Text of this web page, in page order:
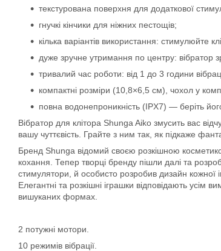
текстурована поверхня для додаткової
гнучкі кінчики для ніжних пестощів;
кілька варіантів використання: стимулюйте
дуже зручне утримання по центру: вібратор
тривалий час роботи: від 1 до 3 години
компактні розміри (10,8×6,5 см), чохол у
повна водонепроникність (IPX7) — беріть
Вібратор для клітора Shunga Aiko змусить вас
вашу чуттєвість. Грайте з ним так, як підкаже
Бренд Shunga відомий своєю розкішною
кохання. Тепер творці бренду пішли далі та
стимулятори, й особисто розробив дизайн кожної
Елегантні та розкішні іграшки відповідають усім
вишуканих формах.
2 потужні мотори.
10 режимів вібрації.